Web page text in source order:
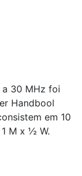
30 MHz foi
Handbool
em 10
M x ½ W.